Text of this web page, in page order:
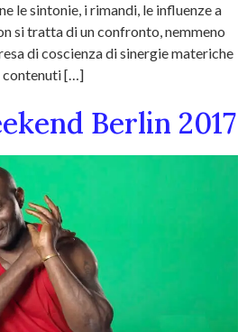
le sintonie, i rimandi, le influenze a
si tratta di un confronto, nemmeno
di coscienza di sinergie materiche
contenuti […]
Berlin 2017